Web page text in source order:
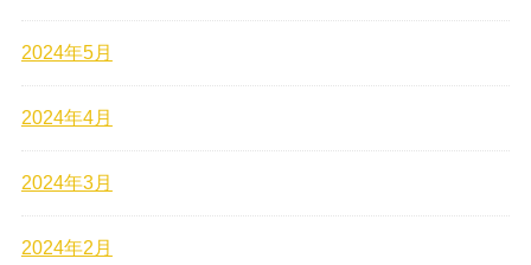
2024年5月
2024年4月
2024年3月
2024年2月